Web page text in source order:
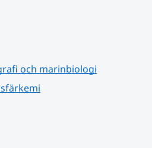
och marinbiologi